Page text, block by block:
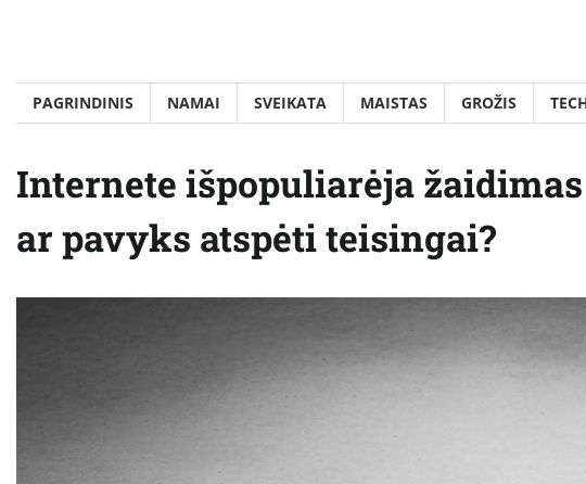
PAGRINDINIS NAMAI SVEIKATA MAISTAS GROŽIS
Internete išpopuliarėja
ar pavyks atspėti teisingai?